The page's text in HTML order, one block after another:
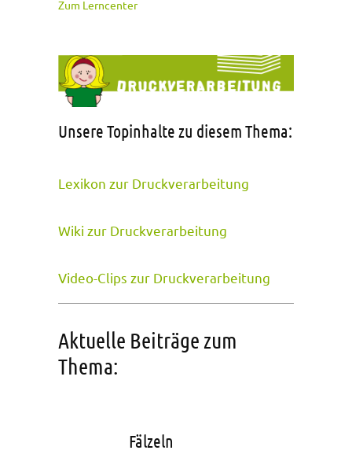
Zum Lerncenter
Unsere Topinhalte zu diesem Thema:
Lexikon zur Druckverarbeitung
Wiki zur Druckverarbeitung
Video-Clips zur Druckverarbeitung
Aktuelle Beiträge zum
Thema:
Fälzeln